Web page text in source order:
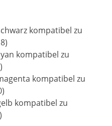
kompatibel zu
kompatibel zu
kompatibel zu
kompatibel zu